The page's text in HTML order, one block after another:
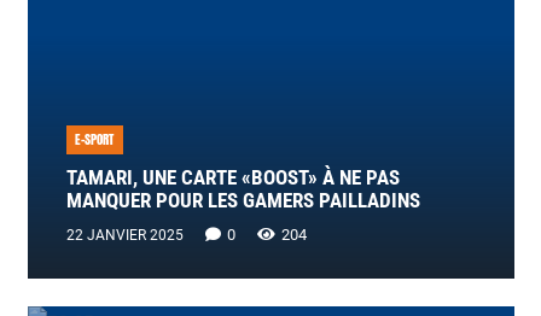
E-SPORT
TAMARI, UNE CARTE «BOOST» À NE PAS
MANQUER POUR LES GAMERS PAILLADINS
22 JANVIER 2025 0 204